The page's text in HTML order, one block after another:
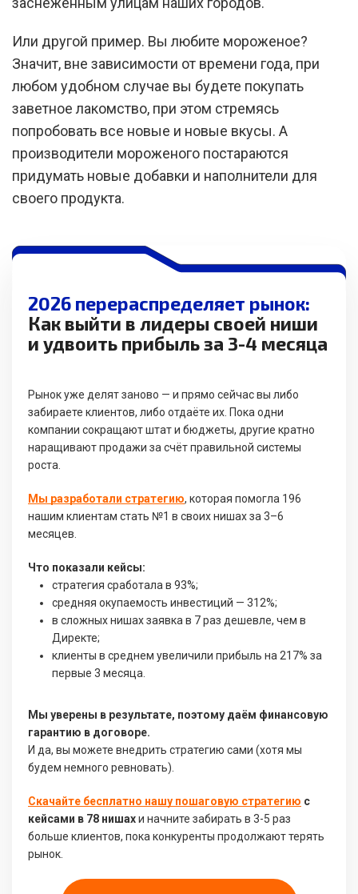
Или другой пример. Вы любите мороженое?
Значит, вне зависимости от времени года, при
любом удобном случае вы будете покупать
заветное лакомство, при этом стремясь
попробовать все новые и новые вкусы. А
производители мороженого постараются
придумать новые добавки и наполнители для
своего продукта.
2026 перераспределяет рынок:
Как выйти в лидеры своей ниши
и удвоить прибыль за 3-4 месяца
Рынок уже делят заново — и прямо сейчас вы либо
забираете клиентов, либо отдаёте их. Пока одни
компании сокращают штат и бюджеты, другие кратно
наращивают продажи за счёт правильной системы
роста.
Мы разработали стратегию, которая помогла 196
нашим клиентам стать №1 в своих нишах за 3–6
месяцев.
Что показали кейсы:
стратегия сработала в 93%;
средняя окупаемость инвестиций — 312%;
в сложных нишах заявка в 7 раз дешевле, чем в
Директе;
клиенты в среднем увеличили прибыль на 217% за
первые 3 месяца.
Мы уверены в результате, поэтому даём финансовую
гарантию в договоре.
И да, вы можете внедрить стратегию сами (хотя мы
будем немного ревновать).
Скачайте бесплатно нашу пошаговую стратегию с
кейсами в 78 нишахи начните забирать в 3-5 раз
больше клиентов, пока конкуренты продолжают терять
рынок.